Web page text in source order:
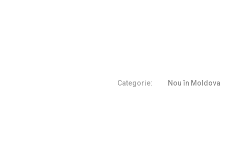
Categorie: Nou în Moldova